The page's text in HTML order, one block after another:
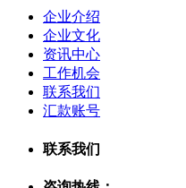
企业介绍
企业文化
资讯中心
工作机会
联系我们
汇款账号
联系我们